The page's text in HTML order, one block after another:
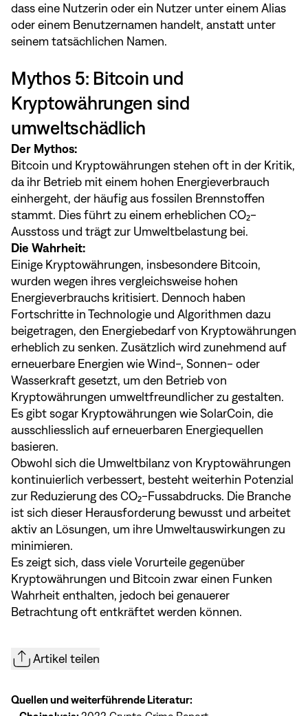
dass eine Nutzerin oder ein Nutzer unter einem Alias
oder einem Benutzernamen handelt, anstatt unter
seinem tatsächlichen Namen.
Mythos 5: Bitcoin und
Kryptowährungen sind
umweltschädlich
Der Mythos:
Bitcoin und Kryptowährungen stehen oft in der Kritik,
da ihr Betrieb mit einem hohen Energieverbrauch
einhergeht, der häufig aus fossilen Brennstoffen
stammt. Dies führt zu einem erheblichen CO₂-
Ausstoss und trägt zur Umweltbelastung bei.
Die Wahrheit:
Einige Kryptowährungen, insbesondere Bitcoin,
wurden wegen ihres vergleichsweise hohen
Energieverbrauchs kritisiert. Dennoch haben
Fortschritte in Technologie und Algorithmen dazu
beigetragen, den Energiebedarf von Kryptowährungen
erheblich zu senken. Zusätzlich wird zunehmend auf
erneuerbare Energien wie Wind-, Sonnen- oder
Wasserkraft gesetzt, um den Betrieb von
Kryptowährungen umweltfreundlicher zu gestalten.
Es gibt sogar Kryptowährungen wie SolarCoin, die
ausschliesslich auf erneuerbaren Energiequellen
basieren.
Obwohl sich die Umweltbilanz von Kryptowährungen
kontinuierlich verbessert, besteht weiterhin Potenzial
zur Reduzierung des CO₂-Fussabdrucks. Die Branche
ist sich dieser Herausforderung bewusst und arbeitet
aktiv an Lösungen, um ihre Umweltauswirkungen zu
minimieren.
Es zeigt sich, dass viele Vorurteile gegenüber
Kryptowährungen und Bitcoin zwar einen Funken
Wahrheit enthalten, jedoch bei genauerer
Betrachtung oft entkräftet werden können.
Artikel teilen
Quellen und weiterführende Literatur: